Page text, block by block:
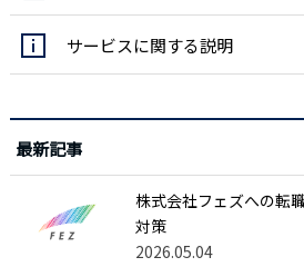
サービスに関する説明
最新記事
株式会社フェズへの転
対策
2026.05.04